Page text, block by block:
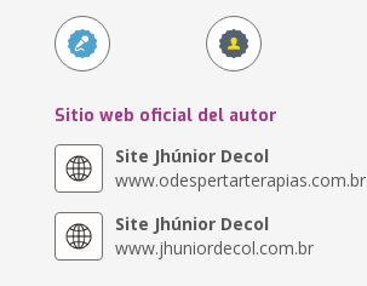
Sitio web oficial del autor
Site Jhúnior Decol
www.odespertarterapias.com.br
Site Jhúnior Decol
www.jhuniordecol.com.br